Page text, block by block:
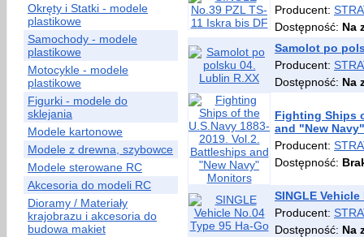
Okręty i Statki - modele
plastikowe
Samochody - modele
plastikowe
Motocykle - modele
plastikowe
Figurki - modele do
sklejania
Modele kartonowe
Modele z drewna, szybowce
Modele sterowane RC
Akcesoria do modeli RC
Dioramy / Materiały
krajobrazu i akcesoria do
budowa makiet
Producent:
Dostępność: Na
Samolot po
Producent:
Dostępność: Na
Fighting Ships
and "New
Producent:
Dostępność:
SINGLE
Producent:
Dostępność: Na